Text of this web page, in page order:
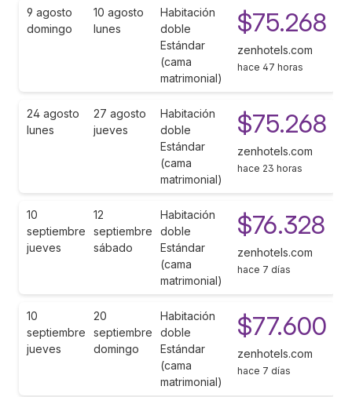
9 agosto
domingo
10 agosto
lunes
Habitación
doble
Estándar
(cama
matrimonial)
$75.268
zenhotels.com
hace 47 horas
24 agosto
lunes
27 agosto
jueves
Habitación
doble
Estándar
(cama
matrimonial)
$75.268
zenhotels.com
hace 23 horas
10
septiembre
jueves
12
septiembre
sábado
Habitación
doble
Estándar
(cama
matrimonial)
$76.328
zenhotels.com
hace 7 días
10
septiembre
jueves
20
septiembre
domingo
Habitación
doble
Estándar
(cama
matrimonial)
$77.600
zenhotels.com
hace 7 días